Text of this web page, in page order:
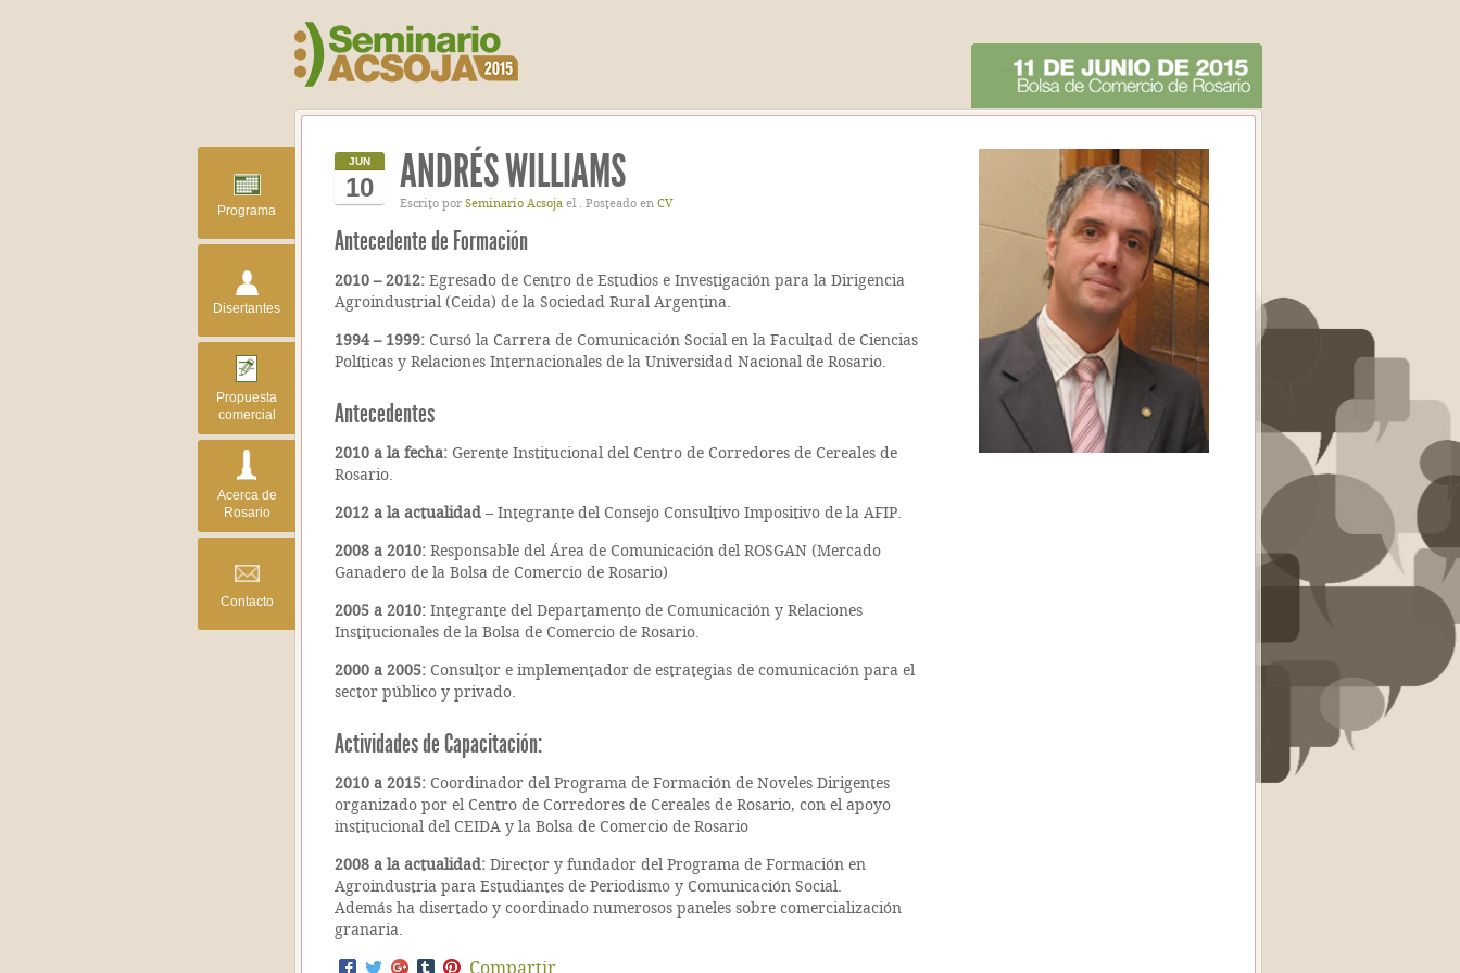
Programa
Disertantes
Propuesta
comercial
Acerca de
Rosario
Contacto
JUN
10 ANDRÉS WILLIAMS
Escrito por Seminario Acsoja el . Posteado en CV
Antecedente de Formación
2010 – 2012: Egresado de Centro de Estudios e Investigación para la Dirigencia
Agroindustrial (Ceida) de la Sociedad Rural Argentina.
1994 – 1999: Cursó la Carrera de Comunicación Social en la Facultad de Ciencias
Políticas y Relaciones Internacionales de la Universidad Nacional de Rosario.
Antecedentes
2010 a la fecha: Gerente Institucional del Centro de Corredores de Cereales de
Rosario.
2012 a la actualidad – Integrante del Consejo Consultivo Impositivo de la AFIP.
2008 a 2010: Responsable del Área de Comunicación del ROSGAN (Mercado
Ganadero de la Bolsa de Comercio de Rosario)
2005 a 2010: Integrante del Departamento de Comunicación y Relaciones
Institucionales de la Bolsa de Comercio de Rosario.
2000 a 2005: Consultor e implementador de estrategias de comunicación para el
sector público y privado.
Actividades de Capacitación:
2010 a 2015: Coordinador del Programa de Formación de Noveles Dirigentes
organizado por el Centro de Corredores de Cereales de Rosario, con el apoyo
institucional del CEIDA y la Bolsa de Comercio de Rosario
2008 a la actualidad: Director y fundador del Programa de Formación en
Agroindustria para Estudiantes de Periodismo y Comunicación Social.
Además ha disertado y coordinado numerosos paneles sobre comercialización
granaria.